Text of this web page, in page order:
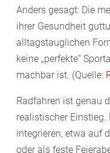
Anders gesagt: Die
ihrer Gesundheit
alltagstauglichen
keine „perfekte“
machbar ist. (Quelle:
Radfahren ist genau
realistischer
integrieren, etwa auf
oder als feste